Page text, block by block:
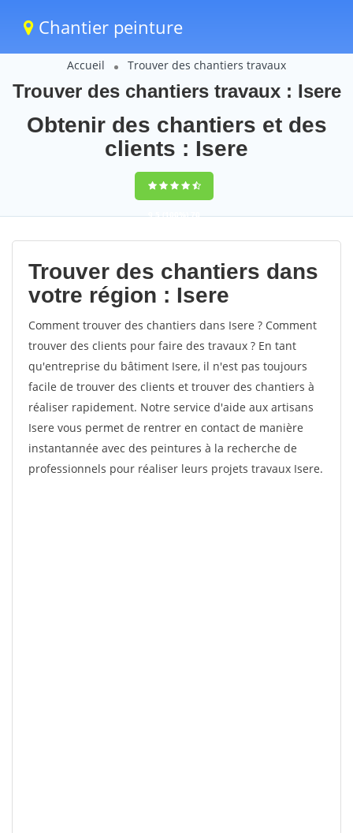
Chantier peinture
Accueil Trouver des chantiers travaux
Trouver des chantiers travaux : Isere
Obtenir des chantiers et des
clients : Isere
9,5(100%)70
votes
Trouver des chantiers dans
votre région : Isere
Comment trouver des chantiers dans Isere ? Comment
trouver des clients pour faire des travaux ? En tant
qu'entreprise du bâtiment Isere, il n'est pas toujours
facile de trouver des clients et trouver des chantiers à
réaliser rapidement. Notre service d'aide aux artisans
Isere vous permet de rentrer en contact de manière
instantannée avec des peintures à la recherche de
professionnels pour réaliser leurs projets travaux Isere.